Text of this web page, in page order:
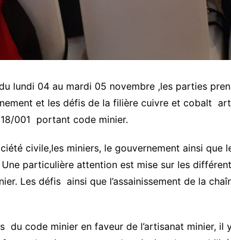
lundi 04 au mardi 05 novembre ,les parties
et les défis de la filière cuivre et cobalt
001 portant code minier.
civile,les miniers, le gouvernement ainsi que
particulière attention est mise sur les
Les défis ainsi que l’assainissement de la
du code minier en faveur de l’artisanat minier, il